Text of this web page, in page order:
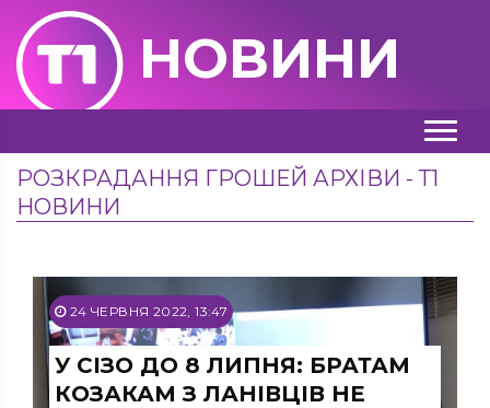
НОВИНИ
РОЗКРАДАННЯ ГРОШЕЙ АРХІВИ - Т1
НОВИНИ
24 ЧЕРВНЯ 2022, 13:47
У СІЗО ДО 8 ЛИПНЯ: БРАТАМ
КОЗАКАМ З ЛАНІВЦІВ НЕ